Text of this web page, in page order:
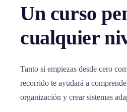
Un curso
cualquier
Tanto si empiezas desde cero
recorrido te ayudará a
organización y crear sistemas